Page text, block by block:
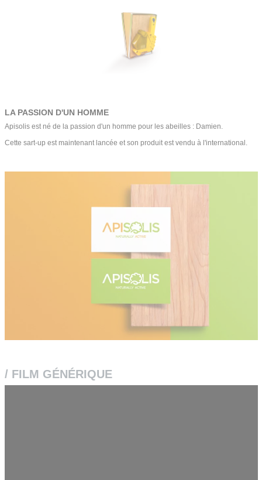
LA PASSION D'UN HOMME
Apisolis est né de la passion d'un homme pour les abeilles : Damien.
Cette sart-up est maintenant lancée et son produit est vendu à l'international.
/ FILM GÉNÉRIQUE